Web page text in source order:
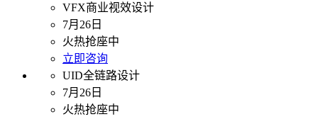
VFX商业视效设计
7月26日
火热抢座中
立即咨询
UID全链路设计
7月26日
火热抢座中